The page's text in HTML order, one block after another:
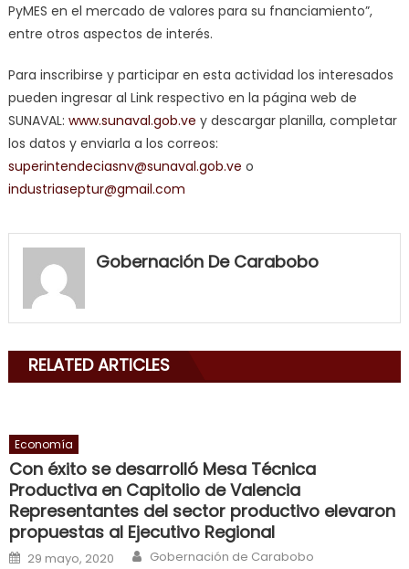
PyMES en el mercado de valores para su fnanciamiento”,
entre otros aspectos de interés.
Para inscribirse y participar en esta actividad los interesados
pueden ingresar al Link respectivo en la página web de
SUNAVAL: www.sunaval.gob.ve y descargar planilla, completar
los datos y enviarla a los correos:
superintendeciasnv@sunaval.gob.ve o
industriaseptur@gmail.com
my
neighbor
mouth
will
smith
is
a
cuckold,
nice
Gobernación De Carabobo
RELATED ARTICLES
Economía
Con éxito se desarrolló Mesa Técnica
Productiva en Capitolio de Valencia
Representantes del sector productivo elevaron
propuestas al Ejecutivo Regional
Posted on
29 mayo, 2020 Author
Gobernación de Carabobo